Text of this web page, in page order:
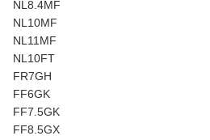
NL8.4MF
NL10MF
NL11MF
NL10FT
FR7GH
FF6GK
FF7.5GK
FF8.5GX